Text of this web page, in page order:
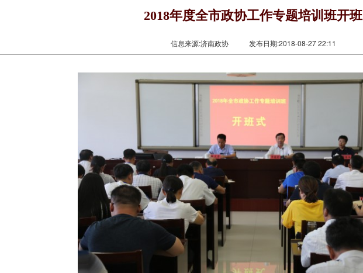
2018年度全市政协工作专题培训班开班
信息来源:济南政协 发布日期:2018-08-27 22:11